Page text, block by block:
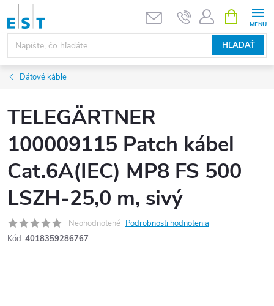
Prejsť
obsah
HĽADAŤ
KOŠÍK
Dátové káble
TELEGÄRTNER
100009115 Patch kábel
Cat.6A(IEC) MP8 FS 500
LSZH-25,0 m, sivý
Neohodnotené Podrobnosti hodnotenia
Kód: 4018359286767